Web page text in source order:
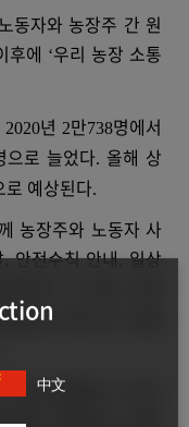
동자와 농장주 간 원
후에 ‘우리 농장 소통
2020년 2만738명에서
으로 늘었다. 올해 상
로 예상된다.
농장주와 노동자 사
,안전수칙 안내,일상
해와 안전사고 위험
바로 활용할 수 있도
태로 제작된다
中文